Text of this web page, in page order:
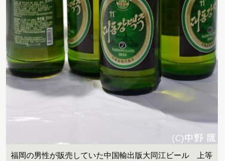
福岡の男性が販売していた中国輸出版大同江ビール 上等